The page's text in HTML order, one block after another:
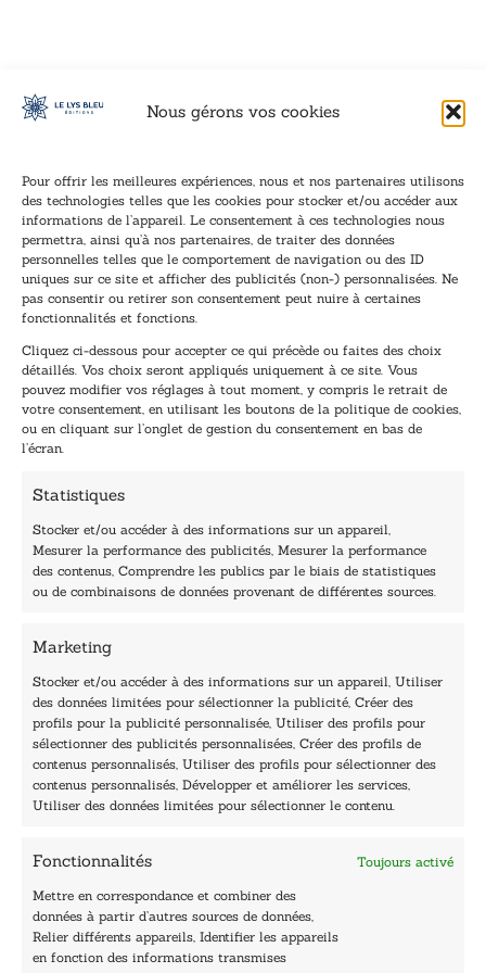
Nous gérons vos cookies
Pour offrir les meilleures expériences, nous et nos partenaires utilisons
des technologies telles que les cookies pour stocker et/ou accéder aux
informations de l’appareil. Le consentement à ces technologies nous
permettra, ainsi qu’à nos partenaires, de traiter des données
personnelles telles que le comportement de navigation ou des ID
uniques sur ce site et afficher des publicités (non-) personnalisées. Ne
pas consentir ou retirer son consentement peut nuire à certaines
fonctionnalités et fonctions.
Cliquez ci-dessous pour accepter ce qui précède ou faites des choix
détaillés. Vos choix seront appliqués uniquement à ce site. Vous
pouvez modifier vos réglages à tout moment, y compris le retrait de
votre consentement, en utilisant les boutons de la politique de cookies,
ou en cliquant sur l’onglet de gestion du consentement en bas de
l’écran.
Statistiques
Stocker et/ou accéder à des informations sur un appareil,
Mesurer la performance des publicités, Mesurer la performance
des contenus, Comprendre les publics par le biais de statistiques
ou de combinaisons de données provenant de différentes sources.
Marketing
Stocker et/ou accéder à des informations sur un appareil, Utiliser
des données limitées pour sélectionner la publicité, Créer des
profils pour la publicité personnalisée, Utiliser des profils pour
sélectionner des publicités personnalisées, Créer des profils de
contenus personnalisés, Utiliser des profils pour sélectionner des
contenus personnalisés, Développer et améliorer les services,
Utiliser des données limitées pour sélectionner le contenu.
Fonctionnalités Toujours activé
Mettre en correspondance et combiner des
données à partir d’autres sources de données,
Relier différents appareils, Identifier les appareils
en fonction des informations transmises
Inscription à la newsletter
Inscrivez-vous à notre newsletter et recevez nos
dernières nouvelles.
m
a
i
l
*
a
i
l
E
m
a
i
l
*
TENEZ-MOI AU COURANT !
40, rue du Louvre 75001 Paris
Horaires du standard
De mardi à vendredi :
9h - 12h et 13h30 - 16h30
Lundi, samedi et dimanche : fermé
Navigation
Accueil
Les Plumes du Lys Bleu
Prix sciences humaines et sociales
Nos collections
Nos auteurs
Catalogue